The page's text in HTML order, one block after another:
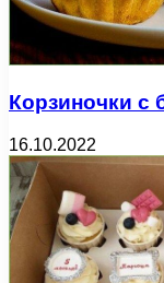
Корзиночки с
16.10.2022